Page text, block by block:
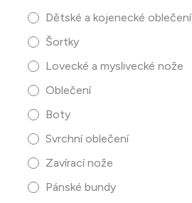
Dětské a kojenecké oblečení
Šortky
Lovecké a myslivecké nože
Oblečení
Boty
Svrchní oblečení
Zavírací nože
Pánské bundy